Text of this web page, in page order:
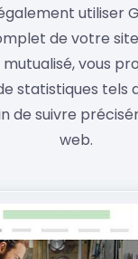
utiliser
de votre
vous
statistiques tels
de suivre
web.